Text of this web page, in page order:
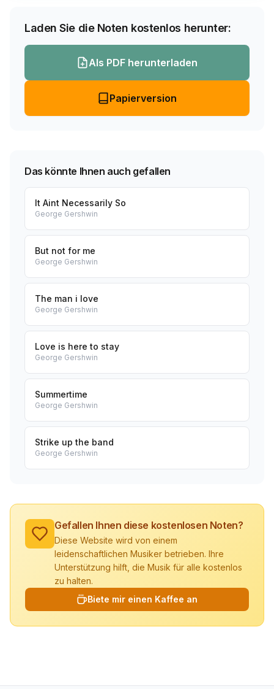
Laden Sie die Noten kostenlos herunter:
Als PDF herunterladen
Papierversion
Das könnte Ihnen auch gefallen
It Aint Necessarily So
George Gershwin
But not for me
George Gershwin
The man i love
George Gershwin
Love is here to stay
George Gershwin
Summertime
George Gershwin
Strike up the band
George Gershwin
Gefallen Ihnen diese kostenlosen Noten?
Diese Website wird von einem
leidenschaftlichen Musiker betrieben. Ihre
Unterstützung hilft, die Musik für alle kostenlos
zu halten.
Biete mir einen Kaffee an